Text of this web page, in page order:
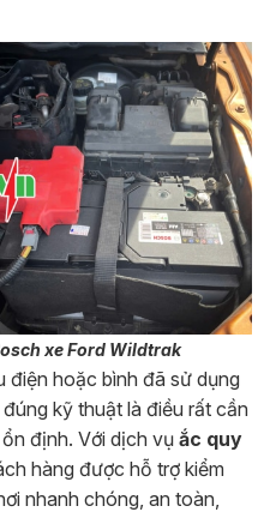
xe Ford Wildtrak
điện hoặc bình đã sử dụng
kỹ thuật là điều rất cần
định. Với dịch vụ ắc quy
hàng được hỗ trợ kiểm
nhanh chóng, an toàn,